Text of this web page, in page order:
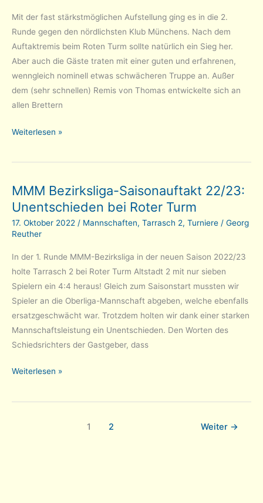
Mit der fast stärkstmöglichen Aufstellung ging es in die 2.
Runde gegen den nördlichsten Klub Münchens. Nach dem
Auftaktremis beim Roten Turm sollte natürlich ein Sieg her.
Aber auch die Gäste traten mit einer guten und erfahrenen,
wenngleich nominell etwas schwächeren Truppe an. Außer
dem (sehr schnellen) Remis von Thomas entwickelte sich an
allen Brettern
Tarrasch
5-
gegen
Dachau
in
der
Weiterlesen »
MMM Bezirksliga-Saisonauftakt 22/23:
Unentschieden bei Roter Turm
17. Oktober 2022 / Mannschaften, Tarrasch 2, Turniere / Georg
Reuther
In der 1. Runde MMM-Bezirksliga in der neuen Saison 2022/23
holte Tarrasch 2 bei Roter Turm Altstadt 2 mit nur sieben
Spielern ein 4:4 heraus! Gleich zum Saisonstart mussten wir
Spieler an die Oberliga-Mannschaft abgeben, welche ebenfalls
ersatzgeschwächt war. Trotzdem holten wir dank einer starken
Mannschaftsleistung ein Unentschieden. Den Worten des
Schiedsrichters der Gastgeber, dass
MMM
Saisonauftakt
Weiterlesen »
1 2 Weiter →